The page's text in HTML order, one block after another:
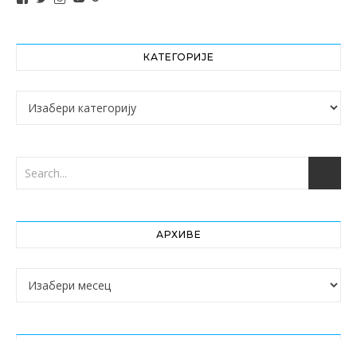
КАТЕГОРИЈЕ
Категорије
АРХИВЕ
Архиве